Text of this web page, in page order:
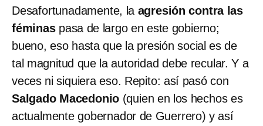
Desafortunadamente, la agresión contra las
féminaspasa de largo en este gobierno;
bueno, eso hasta que la presión social es de
tal magnitud que la autoridad debe recular. Y a
veces ni siquiera eso. Repito: así pasó con
Salgado Macedonio (quien en los hechos es
actualmente gobernador de Guerrero) y así